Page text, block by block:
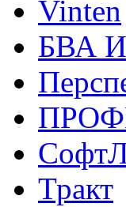
Vinten
БВА
Тракт